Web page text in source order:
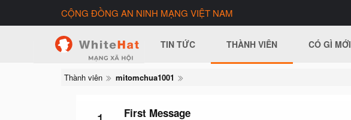
CỘNG ĐỒNG AN NINH MẠNG VIỆT NAM
TIN TỨC THÀNH VIÊN CÓ GÌ MỚI
Thành viên mitomchua1001
First Message